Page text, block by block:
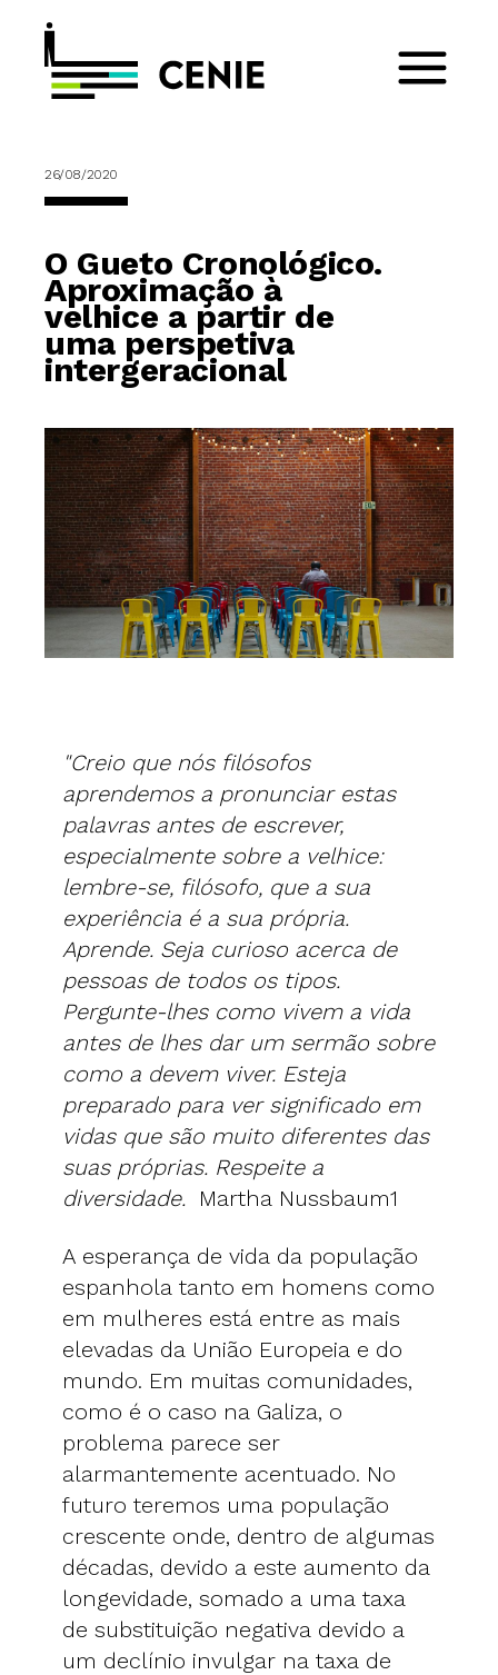
26/08/2020
O Gueto Cronológico.
Aproximação à
velhice a partir de
uma perspetiva
intergeracional
"Creio que nós filósofos
aprendemos a pronunciar estas
palavras antes de escrever,
especialmente sobre a velhice:
lembre-se, filósofo, que a sua
experiência é a sua própria.
Aprende. Seja curioso acerca de
pessoas de todos os tipos.
Pergunte-lhes como vivem a vida
antes de lhes dar um sermão sobre
como a devem viver. Esteja
preparado para ver significado em
vidas que são muito diferentes das
suas próprias. Respeite a
diversidade. Martha Nussbaum1
A esperança de vida da população
espanhola tanto em homens como
em mulheres está entre as mais
elevadas da União Europeia e do
mundo. Em muitas comunidades,
como é o caso na Galiza, o
problema parece ser
alarmantemente acentuado. No
futuro teremos uma população
crescente onde, dentro de algumas
décadas, devido a este aumento da
longevidade, somado a uma taxa
de substituição negativa devido a
um declínio invulgar na taxa de